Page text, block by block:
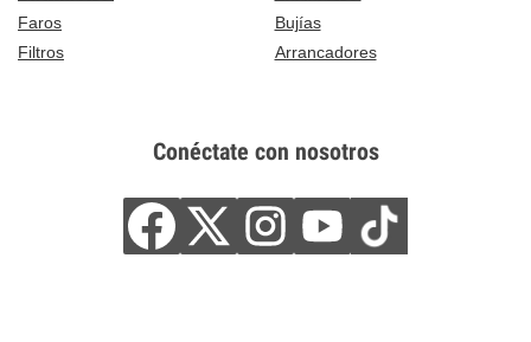
Faros
Bujías
Filtros
Arrancadores
Conéctate con nosotros